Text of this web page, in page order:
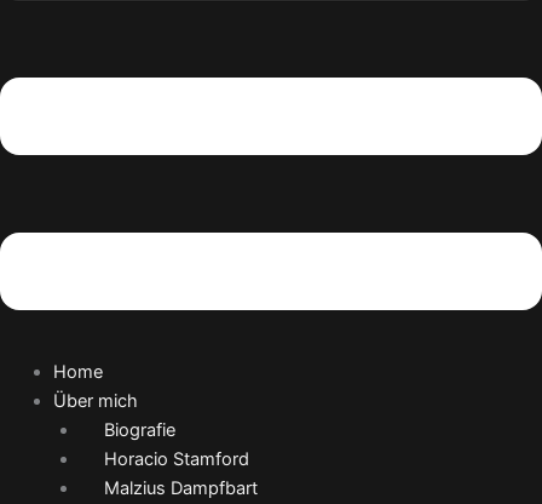
Home
Über mich
Biografie
Horacio Stamford
Malzius Dampfbart